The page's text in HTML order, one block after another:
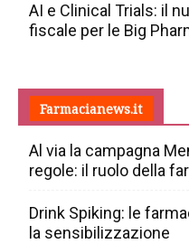
AI e Clinical Trials: il
fiscale per le Big
Farmacianews.it
Al via la campagna
regole: il ruolo della
Drink Spiking: le
la sensibilizzazione